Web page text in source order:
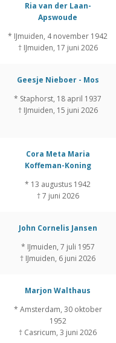
Ria van der Laan-
Apswoude
* IJmuiden, 4 november 1942
† IJmuiden, 17 juni 2026
Geesje Nieboer - Mos
* Staphorst, 18 april 1937
† IJmuiden, 15 juni 2026
Cora Meta Maria
Koffeman-Koning
* 13 augustus 1942
† 7 juni 2026
John Cornelis Jansen
* IJmuiden, 7 juli 1957
† IJmuiden, 6 juni 2026
Marjon Walthaus
* Amsterdam, 30 oktober
1952
† Casricum, 3 juni 2026